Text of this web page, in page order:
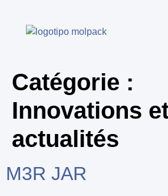
Catégorie :
Innovations
actualités
M3R JAR